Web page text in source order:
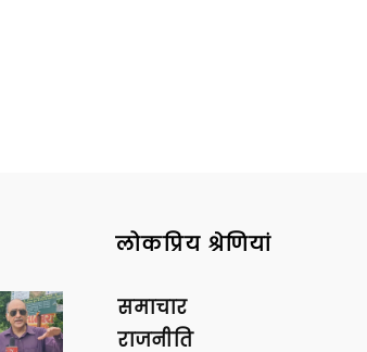
लोकप्रिय श्रेणियां
समाचार
राजनीति